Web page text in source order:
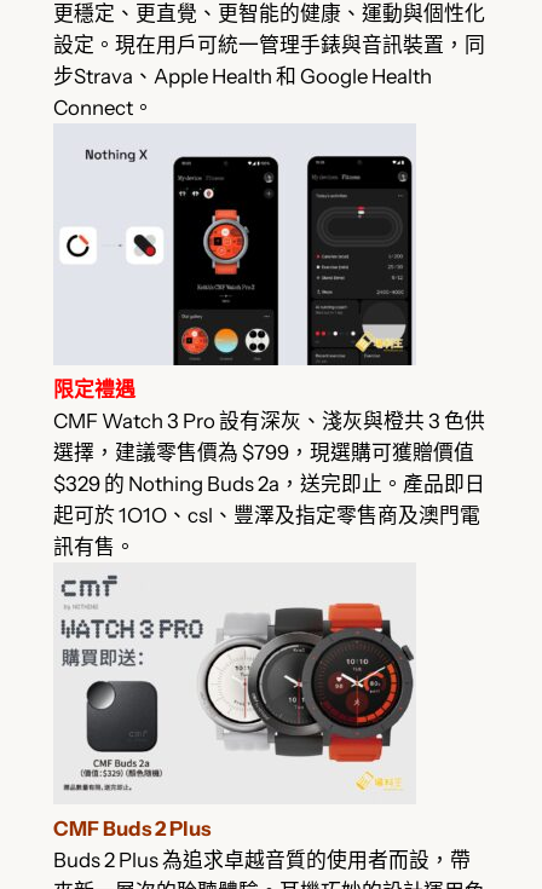
更穩定、更直覺、更智能的健康、運動與個性化
設定。現在用戶可統一管理手錶與音訊裝置，同
步Strava、Apple Health 和 Google Health
Connect。
限定禮遇
CMF Watch 3 Pro 設有深灰、淺灰與橙共 3 色供
選擇，建議零售價為 $799，現選購可獲贈價值
$329 的 Nothing Buds 2a，送完即止。產品即日
起可於 1O1O、csl、豐澤及指定零售商及澳門電
訊有售。
CMF Buds 2 Plus
Buds 2 Plus 為追求卓越音質的使用者而設，帶